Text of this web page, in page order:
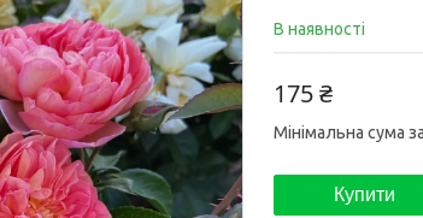
В наявності
175 ₴
Мінімальна сума
Купити